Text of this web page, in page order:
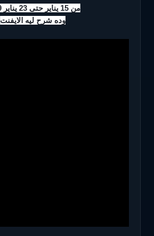
من 15 يناير حتى 23 يناير 2019
وده شرح ليه الايفنت